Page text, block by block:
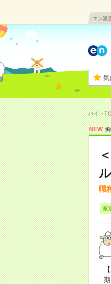
エン派
気
バイト
NEW 掲
職
派